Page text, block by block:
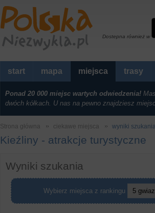
Dostepna również w
start mapa miejsca trasy
Ponad 20 000 miejsc wartych odwiedzenia!
dwóch kółkach. U nas na pewno znajdziesz
Strona główna ciekawe miejsca wyniki
Kieźliny - atrakcje turystyczne
Wyniki szukania
Wybierz miejsca z rankingu